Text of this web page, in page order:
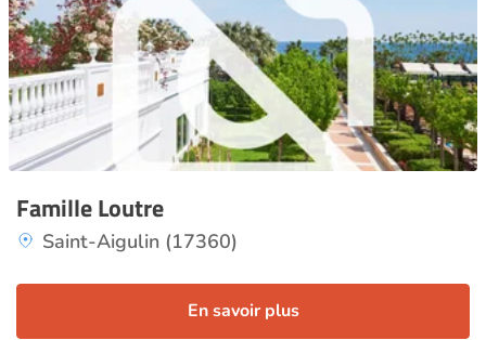
Famille Loutre
Saint-Aigulin (17360)
En savoir plus